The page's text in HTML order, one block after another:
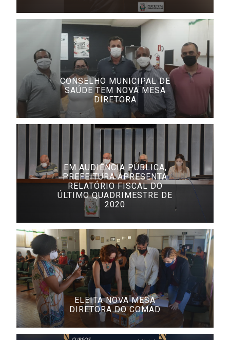
CONSELHO MUNICIPAL DE
SAÚDE TEM NOVA MESA
DIRETORA
EM AUDIÊNCIA PÚBLICA,
PREFEITURA APRESENTA
RELATÓRIO FISCAL DO
ÚLTIMO QUADRIMESTRE DE
2020
ELEITA NOVA MESA
DIRETORA DO COMAD